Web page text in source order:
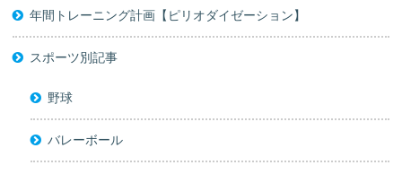
年間トレーニング計画【ピリオダイゼーション】
スポーツ別記事
野球
バレーボール